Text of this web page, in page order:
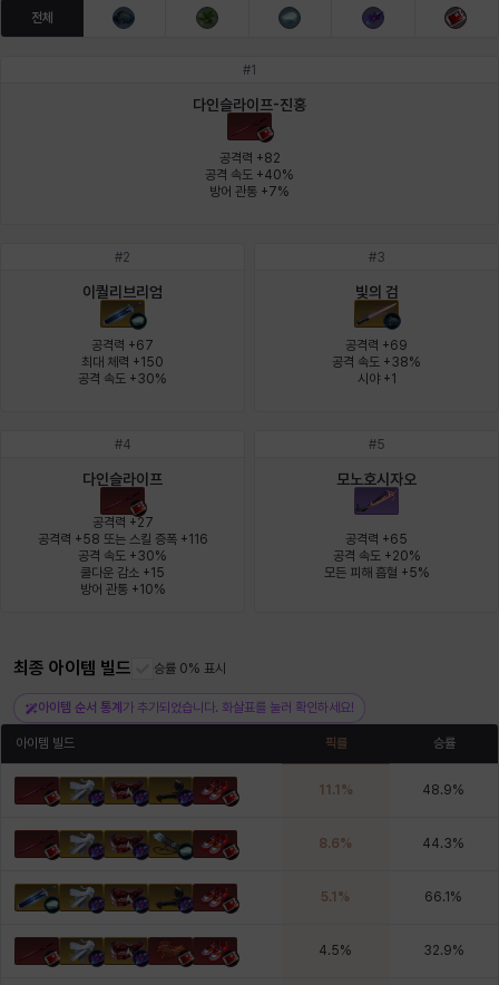
아야 아이솔 아이작 알렉스 알론소 얀
에키온 엘레나
이안 재키
크레이버 타지아
펠릭스 피올로
헤이즈 헨리 현우
전체
#1
다인슬라이프-진홍
공격력 +82
공격 속도 +40%
방어 관통 +7%
#2
이퀄리브리엄
공격력 +67
최대 체력 +150
공격 속도 +30%
#3
빛의 검
공격력 +69
공격 속도 +38%
시야 +1
#4
다인슬라이프
공격력 +27
공격력 +58 또는 스킬 증폭 +116
공격 속도 +30%
쿨다운 감소 +15
방어 관통 +10%
#5
모노호시자오
공격력 +65
공격 속도 +20%
모든 피해 흡혈 +5%
최종 아이템 빌드 승률 0% 표시
아이템 순서 통계 가 추가되었습니다. 화살표를 눌러 확인하세요!
아이템 빌드 픽률 승률
11.1 % 48.9%
8.6% 44.3%
5.1 % 66.1 %
4.5% 32.9%